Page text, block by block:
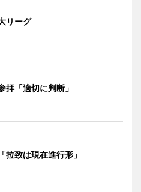
リーグ
拝「適切に判断」
拉致は現在進行形」